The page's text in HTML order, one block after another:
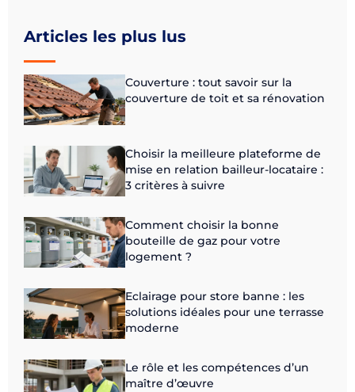
Articles les plus lus
Couverture : tout savoir sur la
couverture de toit et sa rénovation
Choisir la meilleure plateforme de
mise en relation bailleur-locataire :
3 critères à suivre
Comment choisir la bonne
bouteille de gaz pour votre
logement ?
Eclairage pour store banne : les
solutions idéales pour une terrasse
moderne
Le rôle et les compétences d’un
maître d’œuvre